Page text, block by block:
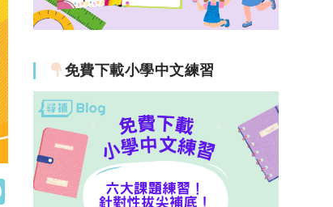
免費下載小學中文練習